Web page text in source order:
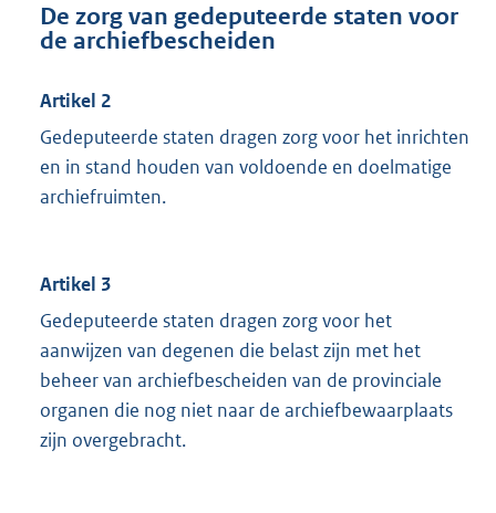
De zorg van gedeputeerde staten voor
de archiefbescheiden
Artikel 2
Gedeputeerde staten dragen zorg voor het inrichten
en in stand houden van voldoende en doelmatige
archiefruimten.
Artikel 3
Gedeputeerde staten dragen zorg voor het
aanwijzen van degenen die belast zijn met het
beheer van archiefbescheiden van de provinciale
organen die nog niet naar de archiefbewaarplaats
zijn overgebracht.